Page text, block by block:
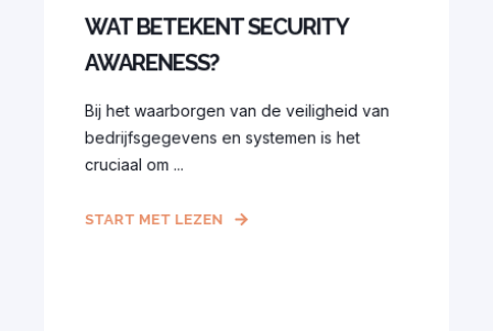
WAT BETEKENT SECURITY
AWARENESS?
Bij het waarborgen van de veiligheid van
bedrijfsgegevens en systemen is het
cruciaal om ...
START MET LEZEN